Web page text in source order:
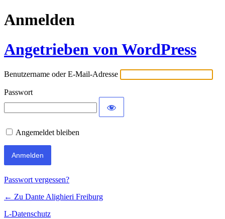
Anmelden
Angetrieben von WordPress
Benutzername oder E-Mail-Adresse
Passwort
Angemeldet bleiben
Passwort vergessen?
← Zu Dante Alighieri Freiburg
L-Datenschutz